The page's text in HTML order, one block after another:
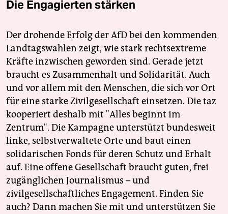
Die Engagierten stärken
Der drohende Erfolg der AfD bei den kommenden
Landtagswahlen zeigt, wie stark rechtsextreme
Kräfte inzwischen geworden sind. Gerade jetzt
braucht es Zusammenhalt und Solidarität. Auch
und vor allem mit den Menschen, die sich vor Ort
für eine starke Zivilgesellschaft einsetzen. Die taz
kooperiert deshalb mit "Alles beginnt im
Zentrum". Die Kampagne unterstützt bundesweit
linke, selbstverwaltete Orte und baut einen
solidarischen Fonds für deren Schutz und Erhalt
auf. Eine offene Gesellschaft braucht guten, frei
zugänglichen Journalismus – und
zivilgesellschaftliches Engagement. Finden Sie
auch? Dann machen Sie mit und unterstützen Sie